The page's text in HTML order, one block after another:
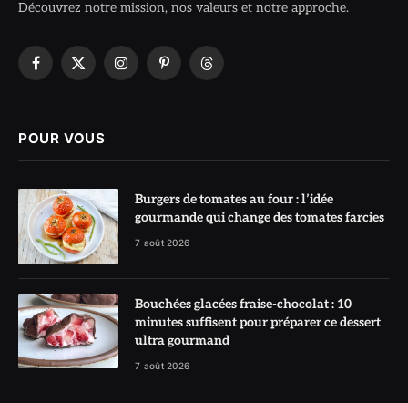
Découvrez notre mission, nos valeurs et notre approche.
Facebook
X
InstagramPinterestThreads
POUR VOUS
Burgers de tomates au four : l’idée
gourmande qui change des tomates farcies
7 août 2026
Bouchées glacées fraise-chocolat : 10
minutes suffisent pour préparer ce dessert
ultra gourmand
7 août 2026